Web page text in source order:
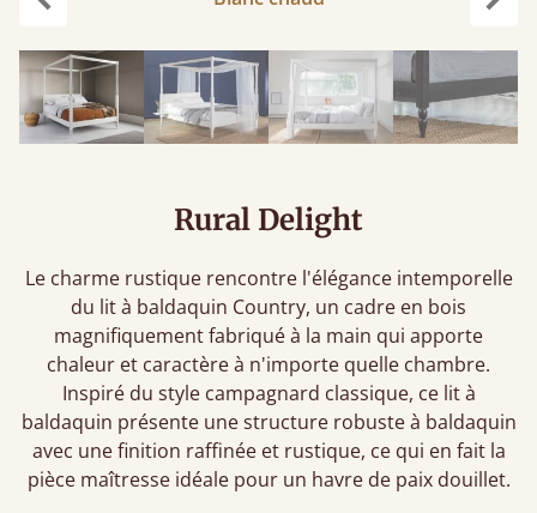
Rural Delight
Le charme rustique rencontre l'élégance intemporelle
du lit à baldaquin Country, un cadre en bois
magnifiquement fabriqué à la main qui apporte
chaleur et caractère à n'importe quelle chambre.
Inspiré du style campagnard classique, ce lit à
baldaquin présente une structure robuste à baldaquin
avec une finition raffinée et rustique, ce qui en fait la
pièce maîtresse idéale pour un havre de paix douillet.